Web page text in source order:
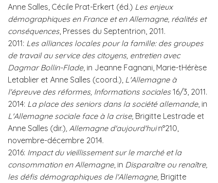
Anne Salles, Cécile Prat-Erkert (éd.) Les enjeux
démographiques en France et en Allemagne, réalités et
conséquences, Presses du Septentrion, 2011.
2011: Les alliances locales pour la famille: des groupes
de travail au service des citoyens, entretien avec
Dagmar Bollin-Flade, in Jeanne Fagnani, Marie-tHérèse
Letablier et Anne Salles (coord.), L'Allemagne à
l'épreuve des réformes, Informations sociales 16/3, 2011.
2014: La place des seniors dans la société allemande, in
L'Allemagne sociale face à la crise, Brigitte Lestrade et
Anne Salles (dir.), Allemagne d'aujourd'huin°210,
novembre-décembre 2014.
2016: Impact du vieillissement sur le marché et la
consommation en Allemagne, in Disparaître ou renaître,
les défis démographiques de l'Allemagne, Brigitte